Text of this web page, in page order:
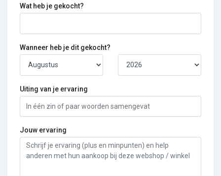
Wat heb je gekocht?
Wanneer heb je dit gekocht?
Uiting van je ervaring
Jouw ervaring